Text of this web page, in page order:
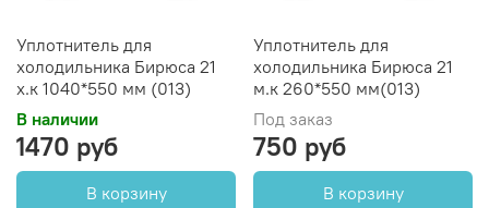
Уплотнитель для
холодильника Бирюса 21
х.к 1040*550 мм (013)
В наличии
1470 руб
В корзину
Уплотнитель для
холодильника Бирюса 21
м.к 260*550 мм(013)
Под заказ
750 руб
В корзину